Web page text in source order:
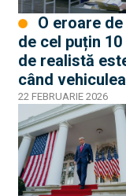
de cel puțin 10
de realistă
când
trilioane de
scapă de
22 FEBRUARIE 2026